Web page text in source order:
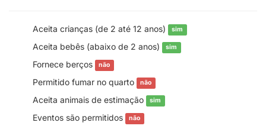
Aceita crianças (de 2 até 12 anos) sim
Aceita bebês (abaixo de 2 anos) sim
Fornece berços não
Permitido fumar no quarto não
Aceita animais de estimação sim
Eventos são permitidos não